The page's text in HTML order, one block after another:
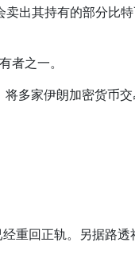
出其持有的部分比
者之一。
多家伊朗加密货币
重回正轨。另据路